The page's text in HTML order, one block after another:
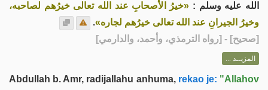
الله عليه وسلم : «خيرُ الأصحابِ عند الله تعالى خيرُهم لصاحبه،
وخيرُ الجيرانِ عند الله تعالى خيرُهم لجاره».
[صحيح] - [رواه الترمذي، وأحمد، والدارمي]
المزيــد ...
Abdullah b. Amr, radijallahu anhuma,rekao je: "Allahov